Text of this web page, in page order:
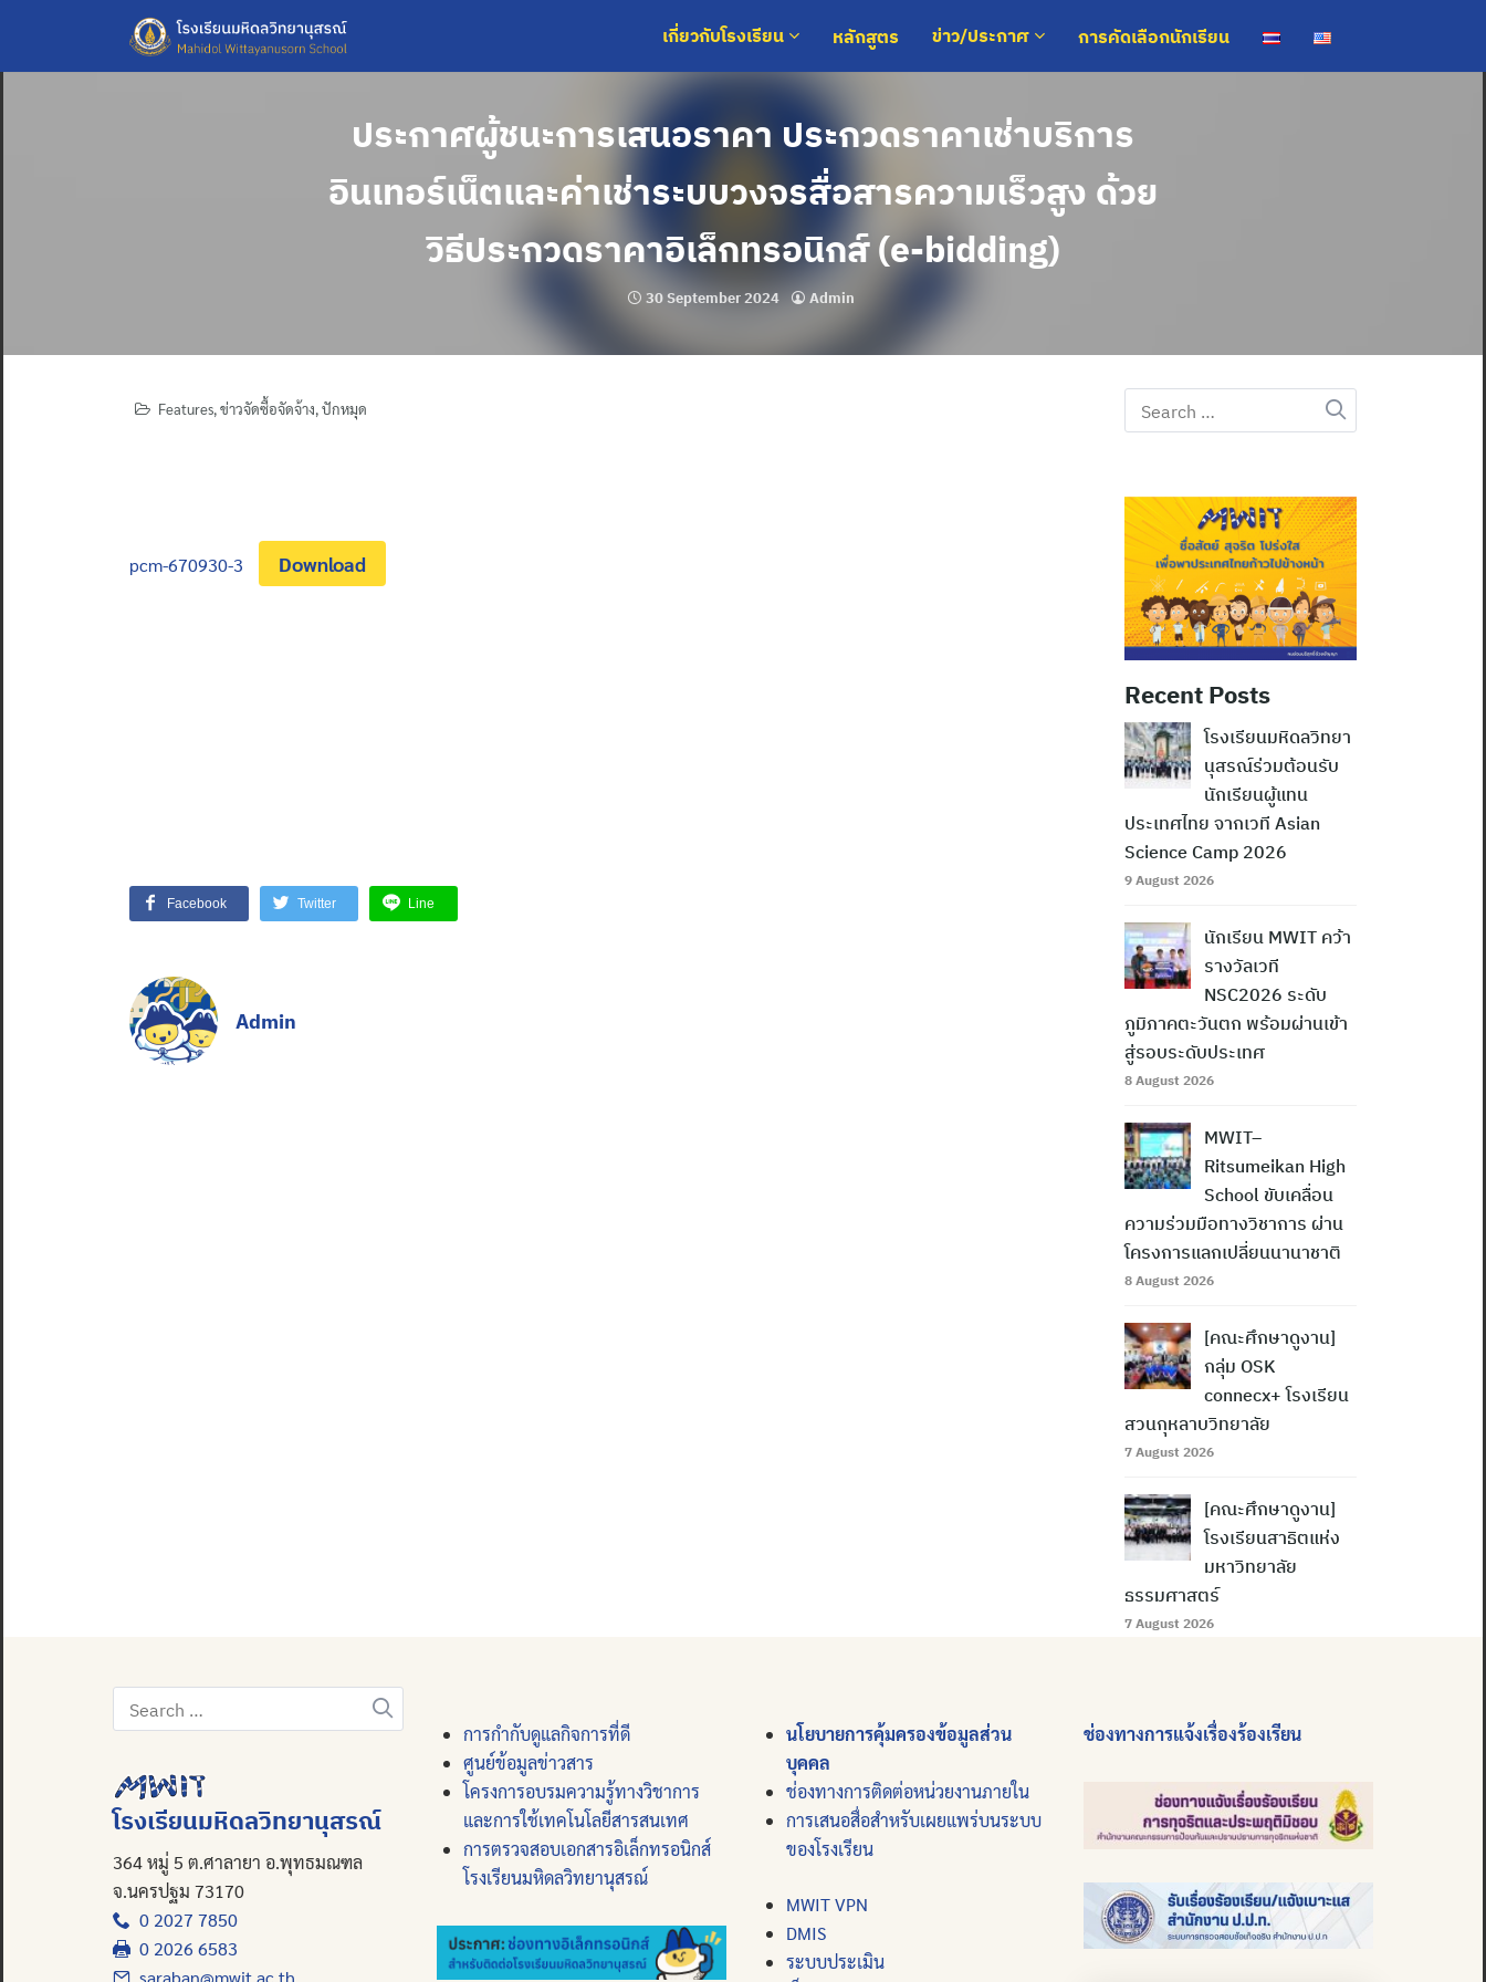
content
เกี่ยวกับโรงเรียน หลักสูตร ข่าว/ประกาศ การคัดเลือกนักเรียน
ประกาศผู้ชนะการเสนอราคา ประกวดราคาเช่าบริการ
อินเทอร์เน็ตและค่าเช่าระบบวงจรสื่อสารความเร็วสูง ด้วย
วิธีประกวดราคาอิเล็กทรอนิกส์ (e-bidding)
30 September 2024 Admin
Features,ข่าวจัดซื้อจัดจ้าง,ปักหมุด
pcm-670930-3 Download
Facebook Twitter Line
Admin
Search
for:
Recent Posts
โรงเรียนมหิดลวิทยา
นุสรณ์ร่วมต้อนรับ
นักเรียนผู้แทน
ประเทศไทย จากเวที Asian
Science Camp 2026
9 August 2026
นักเรียน MWIT คว้า
รางวัลเวที
NSC2026 ระดับ
ภูมิภาคตะวันตก พร้อมผ่านเข้า
สู่รอบระดับประเทศ
8 August 2026
MWIT–
Ritsumeikan High
School ขับเคลื่อน
ความร่วมมือทางวิชาการ ผ่าน
โครงการแลกเปลี่ยนนานาชาติ
8 August 2026
[คณะศึกษาดูงาน]
กลุ่ม OSK
connecx+ โรงเรียน
สวนกุหลาบวิทยาลัย
7 August 2026
[คณะศึกษาดูงาน]
โรงเรียนสาธิตแห่ง
มหาวิทยาลัย
ธรรมศาสตร์
7 August 2026
Search
for:
โรงเรียนมหิดลวิทยานุสรณ์
364 หมู่ 5 ต.ศาลายา อ.พุทธมณฑล
จ.นครปฐม 73170
0 2027 7850
0 2026 6583
การกำกับดูแลกิจการที่ดี
ศูนย์ข้อมูลข่าวสาร
โครงการอบรมความรู้ทางวิชาการ
และการใช้เทคโนโลยีสารสนเทศ
การตรวจสอบเอกสารอิเล็กทรอนิกส์
โรงเรียนมหิดลวิทยานุสรณ์
นโยบายการคุ้มครองข้อมูลส่วน
บุคคล
ช่องทางการติดต่อหน่วยงานภายใน
การเสนอสื่อสำหรับเผยแพร่บนระบบ
ของโรงเรียน
MWIT VPN
DMIS
ระบบประเมิน
ช่องทางการแจ้งเรื่องร้องเรียน